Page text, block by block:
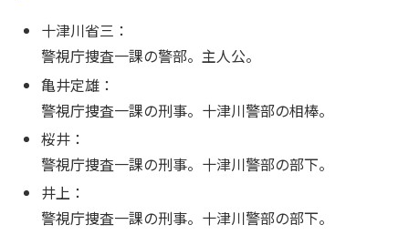
十津川省三：
警視庁捜査一課の警部。主人公。
亀井定雄：
警視庁捜査一課の刑事。十津川警部の相棒。
桜井：
警視庁捜査一課の刑事。十津川警部の部下。
井上：
警視庁捜査一課の刑事。十津川警部の部下。